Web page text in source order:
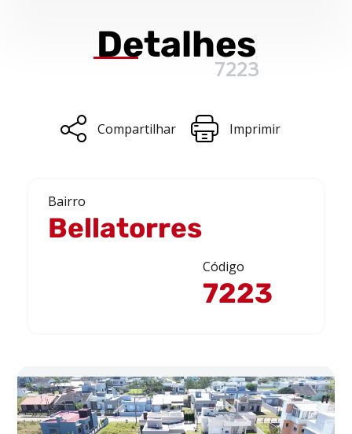
Detalhes
7223
Compartilhar Imprimir
Bairro
Bellatorres
Código
7223